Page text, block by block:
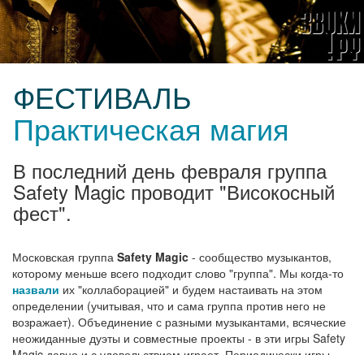
ФЕСТИВАЛЬ
Практическая магия
В последний день февраля группа
Safety Magic проводит "Високосный
фест".
Московская группа Safety Magic - сообщество музыкантов,
которому меньше всего подходит слово "группа". Мы когда-то
назвали их "коллаборацией" и будем настаивать на этом
определении (учитывая, что и сама группа против него не
возражает). Объединение с разными музыкантами, всяческие
неожиданные дуэты и совместные проекты - в эти игры Safety